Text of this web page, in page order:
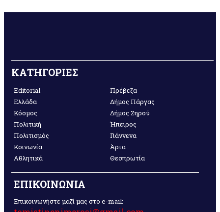
ΚΑΤΗΓΟΡΙΕΣ
Editorial
Ελλάδα
Κόσμος
Πολιτική
Πολιτισμός
Κοινωνία
Αθλητικά
Πρέβεζα
Δήμος Πάργας
Δήμος Ζηρού
Ήπειρος
Γιάννενα
Άρτα
Θεσπρωτία
ΕΠΙΚΟΙΝΩΝΙΑ
Επικοινωνήστε μαζί μας στο e-mail: